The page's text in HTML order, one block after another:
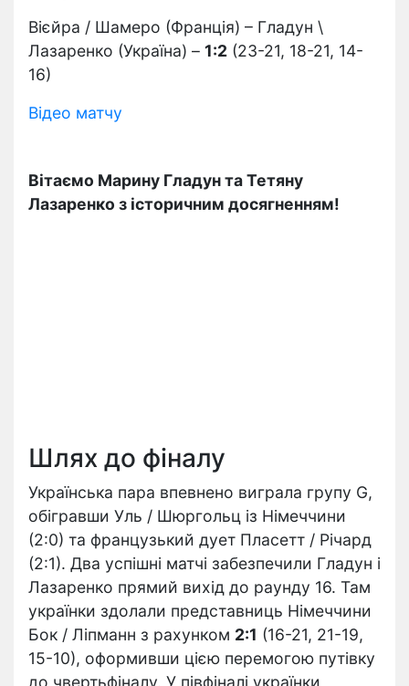
Вієйра / Шамеро (Франція) – Гладун \
Лазаренко (Україна) – 1:2 (23-21, 18-21, 14-
16)
Відео матчу
Вітаємо Марину Гладун та Тетяну
Лазаренко з історичним досягненням!
Шлях до фіналу
Українська пара впевнено виграла групу G,
обігравши Уль / Шюргольц із Німеччини
(2:0) та французький дует Пласетт / Річард
(2:1). Два успішні матчі забезпечили Гладун і
Лазаренко прямий вихід до раунду 16. Там
українки здолали представниць Німеччини
Бок / Ліпманн з рахунком 2:1 (16-21, 21-19,
15-10), оформивши цією перемогою путівку
до чвертьфіналу. У півфіналі українки